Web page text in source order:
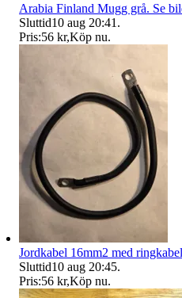
Arabia Finland Mugg grå. Se
Sluttid10 aug 20:41 .
Pris:56 kr,Köp nu.
Jordkabel 16mm2 med
Sluttid10 aug 20:45.
Pris:56 kr,Köp nu.